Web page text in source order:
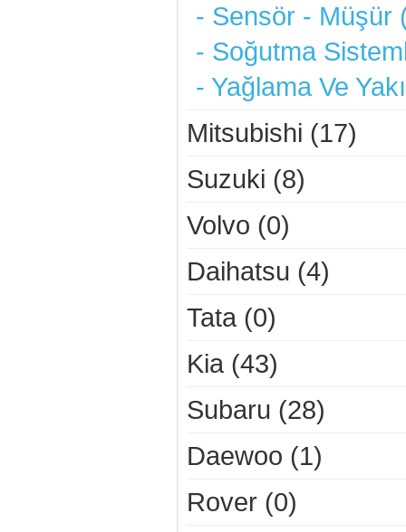
- Sensör - Müşür
- Soğutma
- Yağlama Ve
Mitsubishi (17)
Suzuki (8)
Volvo (0)
Daihatsu (4)
Tata (0)
Kia (43)
Subaru (28)
Daewoo (1)
Rover (0)